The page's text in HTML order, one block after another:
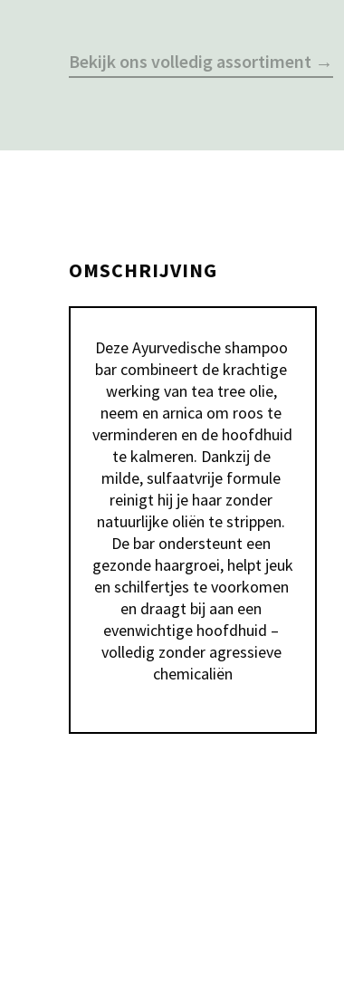
Bekijk ons volledig assortiment →
OMSCHRIJVING
Deze Ayurvedische shampoo
bar combineert de krachtige
werking van tea tree olie,
neem en arnica om roos te
verminderen en de hoofdhuid
te kalmeren. Dankzij de
milde, sulfaatvrije formule
reinigt hij je haar zonder
natuurlijke oliën te strippen.
De bar ondersteunt een
gezonde haargroei, helpt jeuk
en schilfertjes te voorkomen
en draagt bij aan een
evenwichtige hoofdhuid –
volledig zonder agressieve
chemicaliën